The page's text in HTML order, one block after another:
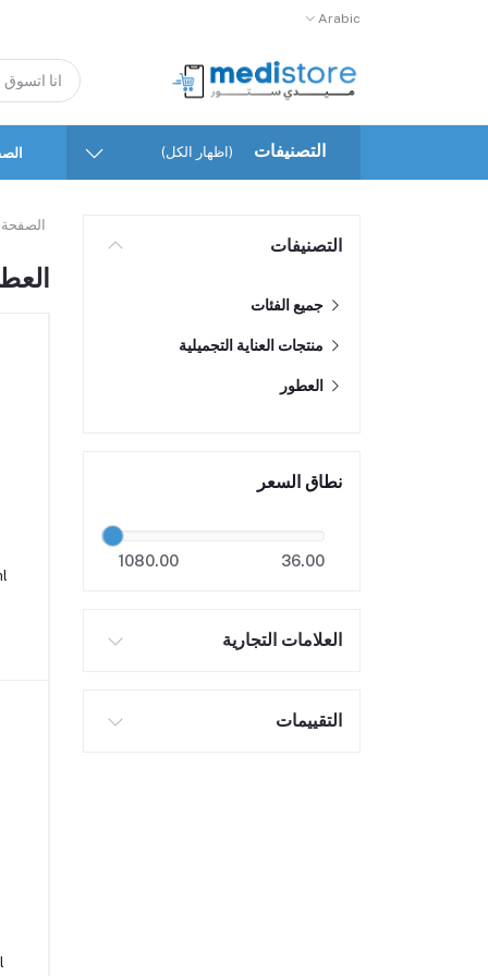
Arabic
التصنيفات (اظهار الكل)
التصنيفات
جميع الفئات
منتجات العناية التجميلية
العطور
نطاق السعر
36.00
1080.00
العلامات التجارية
التقييمات